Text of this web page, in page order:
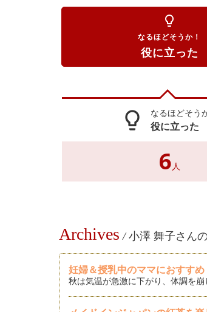
lightbulb_outline
なるほどそうか！
役に立った
lightbulb_outline なるほどそう
役に立った
6人
Archives / 小澤 舞子さん
妊婦＆授乳中のママにおすすめ
秋は気温が急激に下がり、体調を